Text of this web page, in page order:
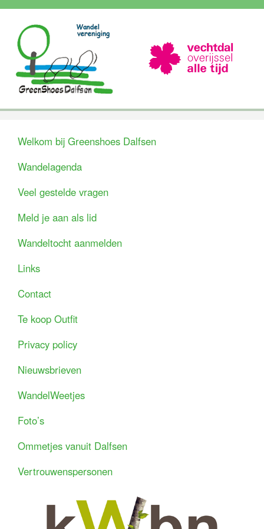
Welkom bij Greenshoes Dalfsen
Wandelagenda
Veel gestelde vragen
Meld je aan als lid
Wandeltocht aanmelden
Links
Contact
Te koop Outfit
Privacy policy
Nieuwsbrieven
WandelWeetjes
Foto’s
Ommetjes vanuit Dalfsen
Vertrouwenspersonen